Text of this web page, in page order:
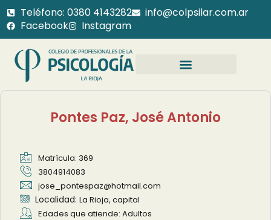
Teléfono: 0380 4143282
info@colpsilar.com.ar
Facebook
Instagram
Pontes Paz, José Antonio
Matrícula: 369
3804914083
jose_pontespaz@hotmail.com
Localidad:La Rioja, capital
Edades que atiende: Adultos